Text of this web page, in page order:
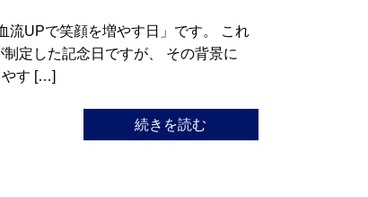
流UPで笑顔を増やす日」です。 これ
定した記念日ですが、 その背景に
やす […]
続きを読む